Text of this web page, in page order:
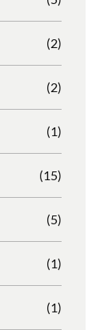
(2)
(2)
(1)
(15)
(5)
(1)
(1)